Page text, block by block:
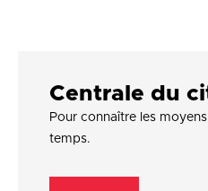
Centrale du
Pour connaître les
temps.